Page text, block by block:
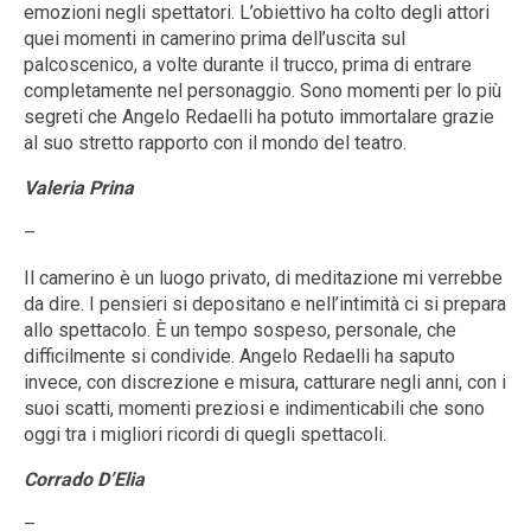
emozioni negli spettatori. L’obiettivo ha colto degli attori
quei momenti in camerino prima dell’uscita sul
palcoscenico, a volte durante il trucco, prima di entrare
completamente nel personaggio. Sono momenti per lo più
segreti che Angelo Redaelli ha potuto immortalare grazie
al suo stretto rapporto con il mondo del teatro.
Valeria Prina
–
Il camerino è un luogo privato, di meditazione mi verrebbe
da dire. I pensieri si depositano e nell’intimità ci si prepara
allo spettacolo. È un tempo sospeso, personale, che
difficilmente si condivide. Angelo Redaelli ha saputo
invece, con discrezione e misura, catturare negli anni, con i
suoi scatti, momenti preziosi e indimenticabili che sono
oggi tra i migliori ricordi di quegli spettacoli.
Corrado D’Elia
–